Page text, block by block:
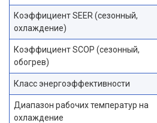
Коэффициент SEER (сезонный,
охлаждение)
Коэффициент SCOP (сезонный,
обогрев)
Класс энергоэффективности
Диапазон рабочих температур на
охлаждение